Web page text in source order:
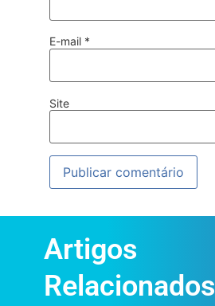
E-mail *
Site
Artigos
Relacionados